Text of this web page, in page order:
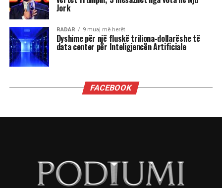
Astrologjia i këshillon Luanët të ushtrojnë më
shumë përulësi për të shmangur zilitë e
panevojshme.
Virgjëresha
nevojës së tyre për përsosmëri. Krahasimet e
ndihen konkurrues ose të zhgënjyer. Ato
ritmin e saj personal dhe të shmangë krahasimet
e panevojshme.